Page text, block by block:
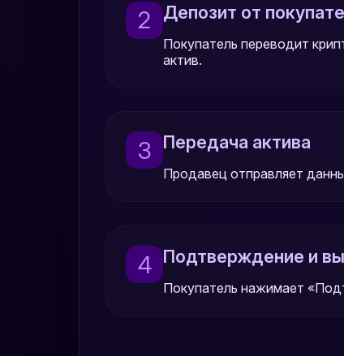
2 Депозит от
Покупатель переводит
актив.
3 Передача актива
Продавец отправляет
4 Подтверждение и
Покупатель нажимает